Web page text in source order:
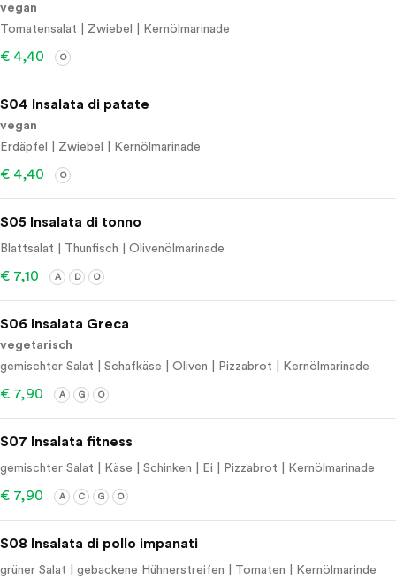
vegan
Tomatensalat | Zwiebel | Kernölmarinade
€ 4,40 O
S04 Insalata di patate
vegan
Erdäpfel | Zwiebel | Kernölmarinade
€ 4,40 O
S05 Insalata di tonno
Blattsalat | Thunfisch | Olivenölmarinade
€ 7,10 A D O
S06 Insalata Greca
vegetarisch
gemischter Salat | Schafkäse | Oliven | Pizzabrot | Kernölmarinade
€ 7,90 A G O
S07 Insalata fitness
gemischter Salat | Käse | Schinken | Ei | Pizzabrot | Kernölmarinade
€ 7,90 A C G O
S08 Insalata di pollo impanati
grüner Salat | gebackene Hühnerstreifen | Tomaten | Kernölmarinde